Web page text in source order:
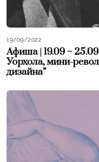
19/09/2022
Афиша | 19.09 –
Уорхола, мини-
дизайна”